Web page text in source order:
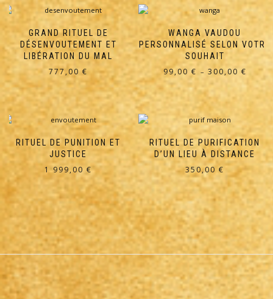
GRAND RITUEL DE
DÉSENVOUTEMENT ET
LIBÉRATION DU MAL
777,00 €
WANGA VAUDOU
PERSONNALISÉ SELON VOTRE
SOUHAIT
99,00 € – 300,00 € Plage
prix :
300,00 €
Ce
produit
plusieurs
variations.
Les
options
peuvent
être
choisies
sur
la
du
produit
RITUEL DE PUNITION ET
JUSTICE
1 999,00 €
RITUEL DE PURIFICATION
D’UN LIEU À DISTANCE
350,00 €